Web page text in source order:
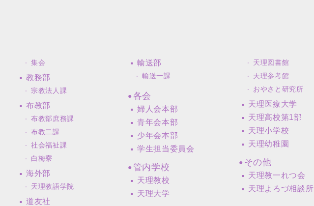
集会
教務部
宗教法人課
布教部
布教部庶務課
布教二課
社会福祉課
白梅寮
海外部
天理教語学院
道友社
輸送部
輸送一課
各会
婦人会本部
青年会本部
少年会本部
学生担当委員会
管内学校
天理教校
天理大学
天理図書館
天理参考館
おやさと研究所
天理医療大学
天理高校第1部
天理小学校
天理幼稚園
その他
天理教一れつ会
天理よろづ相談所